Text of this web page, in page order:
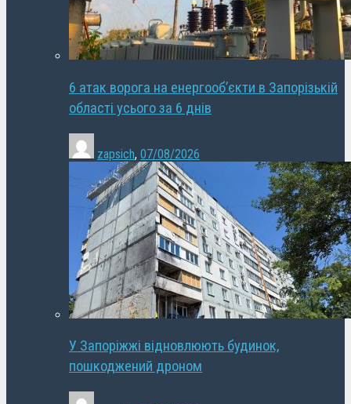
6 атак ворога на енергооб’єкти в Запорізькій
області усього за 6 днів
zapsich, 07/08/2026
У Запоріжжі відновлюють будинок,
пошкоджений дроном